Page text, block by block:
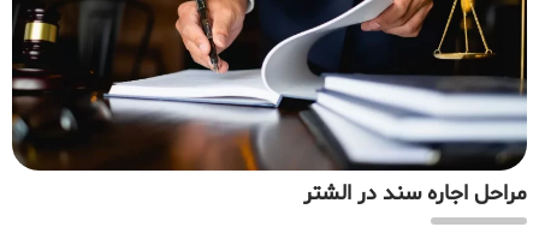
مراحل اجاره سند در الشتر